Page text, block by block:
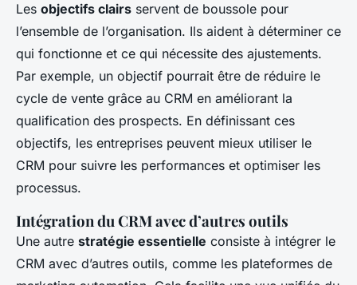
Les objectifs clairs servent de boussole pour
l’ensemble de l’organisation. Ils aident à déterminer ce
qui fonctionne et ce qui nécessite des ajustements.
Par exemple, un objectif pourrait être de réduire le
cycle de vente grâce au CRM en améliorant la
qualification des prospects. En définissant ces
objectifs, les entreprises peuvent mieux utiliser le
CRM pour suivre les performances et optimiser les
processus.
Intégration du CRM avec d’autres outils
Une autre stratégie essentielle consiste à intégrer le
CRM avec d’autres outils, comme les plateformes de